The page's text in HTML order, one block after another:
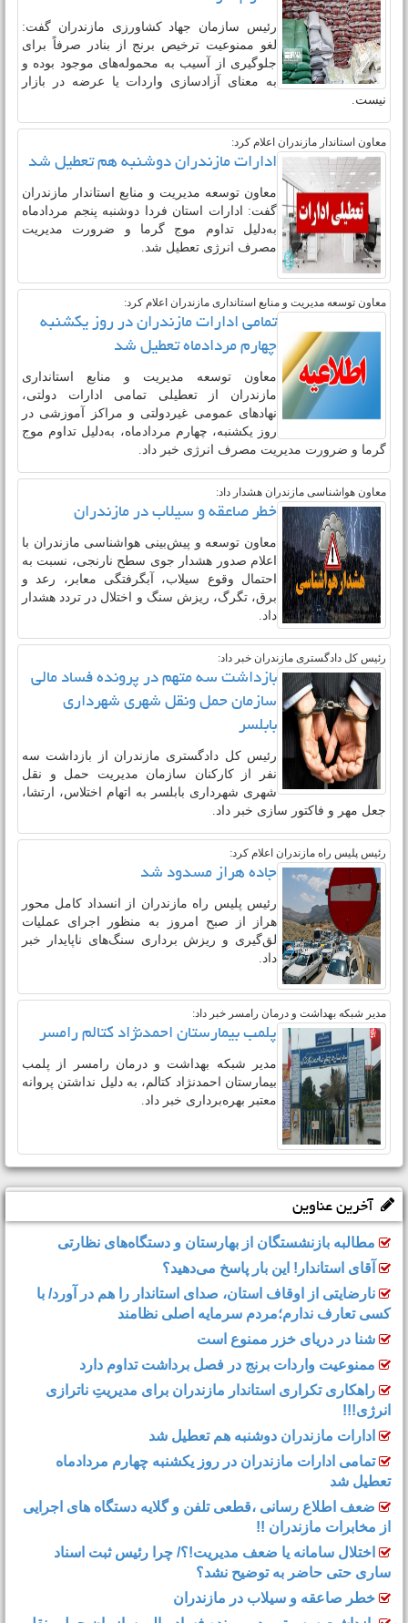
ممنوعیت واردات برنج در فصل برداشت
تداوم دارد
رئیس سازمان جهاد کشاورزی مازندران گفت:
لغو ممنوعیت ترخیص برنج از بنادر صرفاً برای
نیست.
معاون استاندار مازندران اعلام کرد:
ادارات مازندران دوشنبه هم تعطیل شد
معاون توسعه مدیریت و منابع استاندار مازندران
گفت: ادارات استان فردا دوشنبه پنجم مردادماه
به‌دلیل تداوم موج گرما و ضرورت مدیریت
مصرف انرژی تعطیل شد.
معاون توسعه مدیریت و منابع استانداری مازندران اعلام کرد:
تمامی ادارات مازندران در روز یکشنبه
چهارم مردادماه تعطیل شد
معاون توسعه مدیریت و منابع استانداری
مازندران از تعطیلی تمامی ادارات دولتی،
نهادهای عمومی غیردولتی و مراکز آموزشی در
گرما و ضرورت مدیریت مصرف انرژی خبر داد. ‎
معاون هواشناسی مازندران هشدار داد:
خطر صاعقه و سیلاب در مازندران
معاون توسعه و پیش‌بینی هواشناسی مازندران با
اعلام صدور هشدار جوی سطح نارنجی، نسبت به
احتمال وقوع سیلاب، آبگرفتگی معابر، رعد و
برق، تگرگ، ریزش سنگ و اختلال در تردد هشدار
داد.
رئیس کل دادگستری مازندران خبر داد:
بازداشت سه متهم در پرونده فساد مالی
سازمان حمل‌ ونقل شهری شهرداری
بابلسر
رئیس کل دادگستری مازندران از بازداشت سه
نفر از کارکنان سازمان مدیریت حمل‌ و نقل
جعل مهر و فاکتور سازی خبر داد.
رئیس پلیس راه مازندران اعلام کرد:
جاده هراز مسدود شد
رئیس پلیس راه مازندران از انسداد کامل محور
هراز از صبح امروز به ‌منظور اجرای عملیات
لق‌گیری و ریزش‌ برداری سنگ‌های ناپایدار خبر
داد.
مدیر شبکه بهداشت و درمان رامسر خبر داد:
پلمب بیمارستان احمدنژاد کتالم رامسر
مدیر شبکه بهداشت و درمان رامسر از پلمب
بیمارستان احمدنژاد کتالم، به دلیل نداشتن پروانه
معتبر بهره‌برداری خبر داد.
آخرین عناوین
مطالبه بازنشستگان از بهارستان و دستگاه‌های نظارتی
آقای استاندار! این بار پاسخ می‌دهید؟
نارضایتی از اوقاف استان، صدای استاندار را هم در آورد/ با
کسی تعارف ندارم؛مردم سرمایه اصلی نظامند
شنا در دریای خزر ممنوع است
ممنوعیت واردات برنج در فصل برداشت تداوم دارد
راهکاری تکراری استاندار مازندران برای مدیریتِ ناترازی
انرژی!!!
ادارات مازندران دوشنبه هم تعطیل شد
تمامی ادارات مازندران در روز یکشنبه چهارم مردادماه
تعطیل شد
ضعف اطلاع رسانی ،قطعی تلفن و گلایه دستگاه های اجرایی
از مخابرات مازندران !!
اختلال سامانه یا ضعف مدیریت!؟/ چرا رئیس ثبت اسناد
ساری حتی حاضر به توضیح نشد؟